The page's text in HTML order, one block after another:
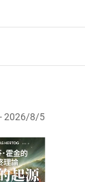
後段暨通訊交易
表知悉本店鋪
退款。
時，請登入樂
，待審核通過
入購物車
cart
2026/8/5